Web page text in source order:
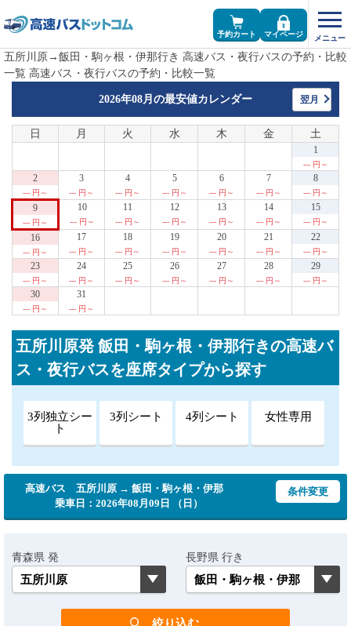
予約カート マイページ
五所川原→飯田・駒ヶ根・伊那行き 高速バス・夜行バスの予約・比較
一覧 高速バス・夜行バスの予約・比較一覧
2026年08月の最安値カレンダー 翌月
日 月 火 水 木 金 土
1
--- 円～
2
--- 円～
3
--- 円～
4
--- 円～
5
--- 円～
6
--- 円～
7
--- 円～
8
--- 円～
9
--- 円～
10
--- 円～
11
--- 円～
12
--- 円～
13
--- 円～
14
--- 円～
15
--- 円～
16
--- 円～
17
--- 円～
18
--- 円～
19
--- 円～
20
--- 円～
21
--- 円～
22
--- 円～
23
--- 円～
24
--- 円～
25
--- 円～
26
--- 円～
27
--- 円～
28
--- 円～
29
--- 円～
30
--- 円～
31
--- 円～
五所川原発 飯田・駒ヶ根・伊那行きの高速バ
ス・夜行バスを座席タイプから探す
3列独立シー
ト
3列シート 4列シート 女性専用
高速バス 五所川原 → 飯田・駒ヶ根・伊那
乗車日：2026年08月09日 （日）
条件変更
青森県 発 長野県 行き